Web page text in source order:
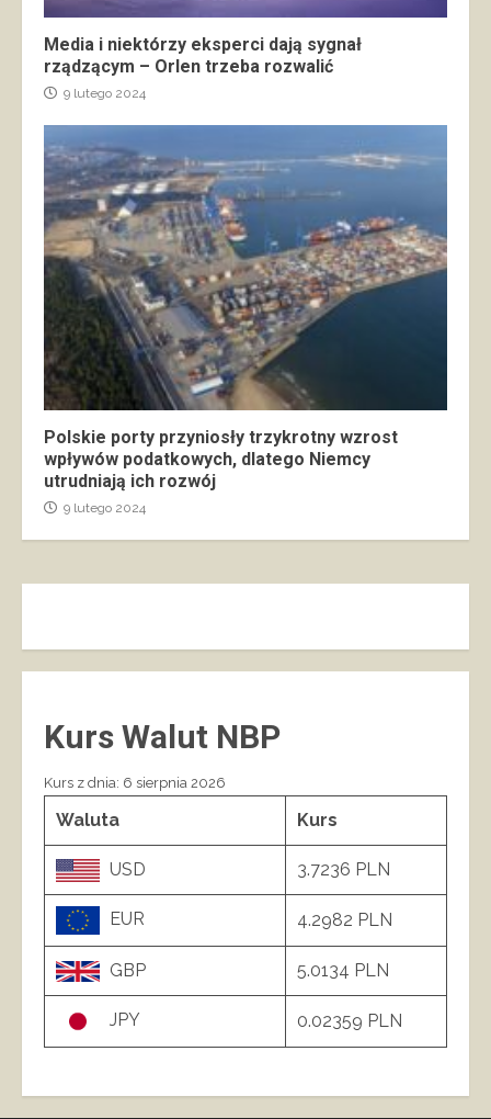
Media i niektórzy eksperci dają sygnał
rządzącym – Orlen trzeba rozwalić
9 lutego 2024
Polskie porty przyniosły trzykrotny wzrost
wpływów podatkowych, dlatego Niemcy
utrudniają ich rozwój
9 lutego 2024
Kurs Walut NBP
Kurs z dnia: 6 sierpnia 2026
Waluta Kurs
USD 3.7236 PLN
EUR 4.2982 PLN
GBP 5.0134 PLN
JPY 0.02359 PLN